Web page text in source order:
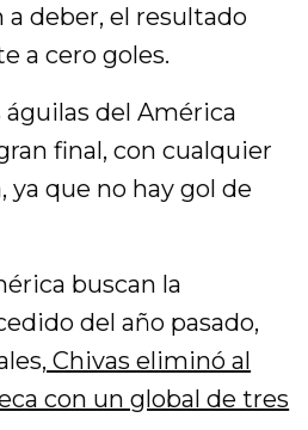
deber, el resultado
a cero goles.
águilas del América
final, con cualquier
ya que no hay gol de
buscan la
del año pasado,
Chivas eliminó al
con un global de tres